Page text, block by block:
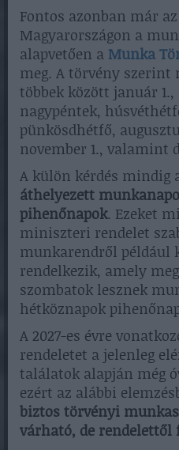
Fontos azonban már
Magyarországon a
alapvetően a Munka
meg. A törvény
többek között január 1.,
nagypéntek,
pünkösdhétfő,
november 1., valamint
A külön kérdés mindig
áthelyezett
pihenőnapok. Ezeket
miniszteri rendelet
munkarendről például
rendelkezik, amely
szombatok lesznek
hétköznapok
A 2027-es évre
rendeletet a jelenleg
találatok alapján még
ezért az alábbi
biztos törvényi
várható, de rendelettől